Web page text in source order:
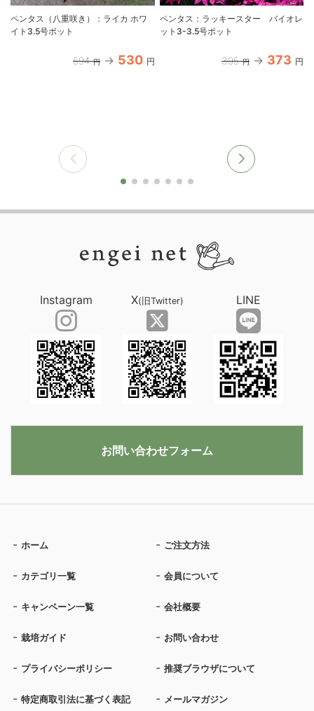
ペンタス（八重咲き）：ライカ ホワ
イト3.5号ポット
594 円 530 円
ペンタス：ラッキースター バイオレ
ット3-3.5号ポット
395 円 373 円
ホーム ご注文方法
カテゴリ一覧 会員について
キャンペーン一覧 会社概要
栽培ガイド お問い合わせ
プライバシーポリシー 推奨ブラウザについて
特定商取引法に基づく表記 メールマガジン
Instagram X(旧Twitter) LINE
お問い合わせフォーム